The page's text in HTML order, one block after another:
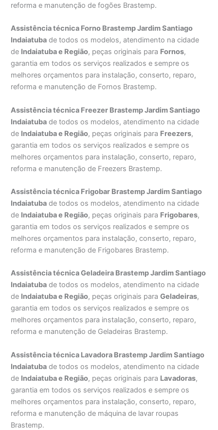
reforma e manutenção de fogões Brastemp.
Assistência técnica Forno Brastemp Jardim Santiago
Indaiatuba de todos os modelos, atendimento na cidade
de Indaiatuba e Região, peças originais para Fornos,
garantia em todos os serviços realizados e sempre os
melhores orçamentos para instalação, conserto, reparo,
reforma e manutenção de Fornos Brastemp.
Assistência técnica Freezer Brastemp Jardim Santiago
Indaiatuba de todos os modelos, atendimento na cidade
de Indaiatuba e Região, peças originais para Freezers,
garantia em todos os serviços realizados e sempre os
melhores orçamentos para instalação, conserto, reparo,
reforma e manutenção de Freezers Brastemp.
Assistência técnica Frigobar Brastemp Jardim Santiago
Indaiatuba de todos os modelos, atendimento na cidade
de Indaiatuba e Região, peças originais para Frigobares,
garantia em todos os serviços realizados e sempre os
melhores orçamentos para instalação, conserto, reparo,
reforma e manutenção de Frigobares Brastemp.
Assistência técnica Geladeira Brastemp Jardim Santiago
Indaiatuba de todos os modelos, atendimento na cidade
de Indaiatuba e Região, peças originais paraGeladeiras,
garantia em todos os serviços realizados e sempre os
melhores orçamentos para instalação, conserto, reparo,
reforma e manutenção de Geladeiras Brastemp.
Assistência técnica Lavadora Brastemp Jardim Santiago
Indaiatuba de todos os modelos, atendimento na cidade
de Indaiatuba e Região, peças originais para Lavadoras,
garantia em todos os serviços realizados e sempre os
melhores orçamentos para instalação, conserto, reparo,
reforma e manutenção de máquina de lavar roupas
Brastemp.